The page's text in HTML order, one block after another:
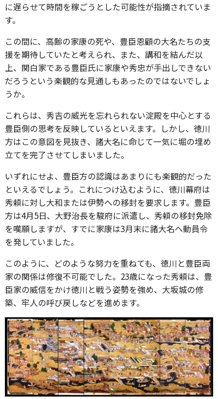
に遅らせて時間を稼ごうとした可能性が指摘されていま
す。
この間に、高齢の家康の死や、豊臣恩顧の大名たちの支
援を期待していたと考えられ、また、講和を結んだ以
上、関白家である豊臣氏に家康や秀忠が手出しできない
だろうという楽観的な見通しもあったのではないでしょ
うか。
これらは、秀吉の威光を忘れられない淀殿を中心とする
豊臣側の思考を反映しているといえます。しかし、徳川
方はこの意図を見抜き、諸大名に命じて一気に堀の埋め
立てを完了させてしまいました。
いずれにせよ、豊臣方の認識はあまりにも楽観的だった
といえるでしょう。これにつけ込むように、徳川幕府は
秀頼に対し大和または伊勢への移封を要求します。豊臣
方は4月5日、大野治長を駿府に派遣し、秀頼の移封免除
を嘆願しますが、すでに家康は3月末に諸大名へ動員令
を発していました。
このように、どのような努力を重ねても、徳川と豊臣両
家の関係は修復不可能でした。23歳になった秀頼は、豊
臣家の威信をかけ徳川と戦う姿勢を強め、大坂城の修
築、牢人の呼び戻しなどを進めます。